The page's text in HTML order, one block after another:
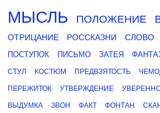
МЫСЛЬ ПОЛОЖЕНИЕ
ОТРИЦАНИЕ
РОССКАЗНИ СЛОВО
ПОСТУПОК
ПИСЬМО ЗАТЕЯ
СТУЛ КОСТЮМ ПРЕДВЗЯТОСТЬ
ПЕРЕЖИТОК УТВЕРЖДЕНИЕ
ВЫДУМКА ЗВОН ФАКТ ФОНТАН